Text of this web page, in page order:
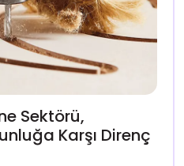
Sektörü,
Karşı Direnç